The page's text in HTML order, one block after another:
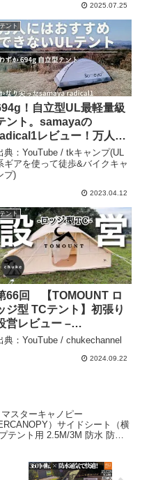
2025.07.25
テント
！自立型UL最軽量級
ント。samayaの
レビュー！万人に
おすすめできない。
– tkキャンプ(UL
ギアを使って徒歩&バイ
典：YouTube / tkキャンプ(UL
ギアを使って徒歩&バイクキャ
プ)
2023.04.12
テント
66回 【TOMOUNT ロ
ジ型 TCテント】初張り
営レビュー –
典：YouTube / chukechannel
2024.09.22
スターキャノピー
）サイドシート（横
テント用 2.5M/3M 防水 防風